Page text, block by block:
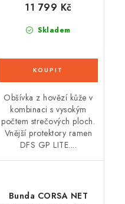
Skladem
11 799 Kč
Obšívka z hovězí kůže v
kombinaci s vysokým
počtem strečových ploch.
Vnější protektory ramen
DFS GP LITE....
Bunda CORSA NET